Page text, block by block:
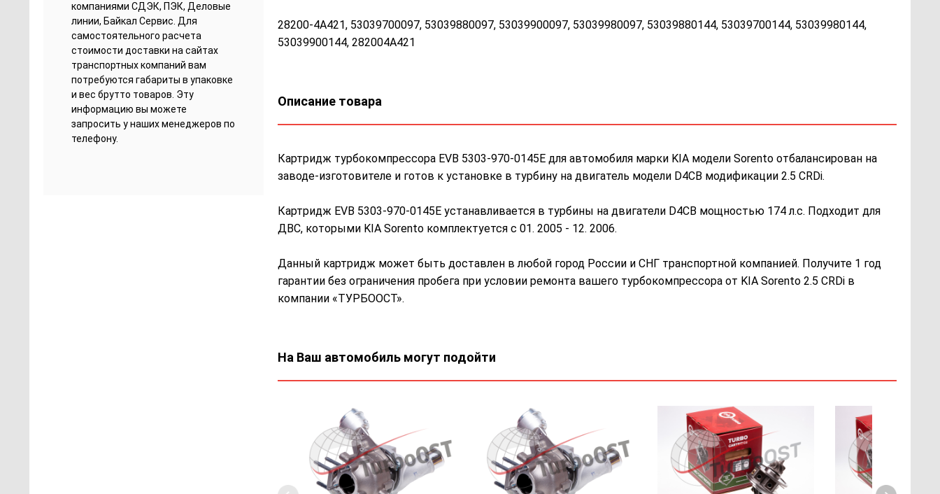
компаниями СДЭК, ПЭК, Деловые
линии, Байкал Сервис. Для
самостоятельного расчета
стоимости доставки на сайтах
транспортных компаний вам
потребуются габариты в упаковке
и вес брутто товаров. Эту
информацию вы можете
запросить у наших менеджеров по
телефону.
28200-4A421, 53039700097, 53039880097, 53039900097, 53039980097, 53039880144, 53039700144, 53039980144,
53039900144, 282004A421
Описание товара
Картридж турбокомпрессора EVB 5303-970-0145E для автомобиля марки KIA модели Sorento отбалансирован на
заводе-изготовителе и готов к установке в турбину на двигатель модели D4CB модификации 2.5 CRDi.
Картридж EVB 5303-970-0145E устанавливается в турбины на двигатели D4CB мощностью 174 л.с. Подходит для
ДВС, которыми KIA Sorento комплектуется с 01. 2005 - 12. 2006.
Данный картридж может быть доставлен в любой город России и СНГ транспортной компанией. Получите 1 год
гарантии без ограничения пробега при условии ремонта вашего турбокомпрессора от KIA Sorento 2.5 CRDi в
компании «ТУРБООСТ».
На Ваш автомобиль могут подойти